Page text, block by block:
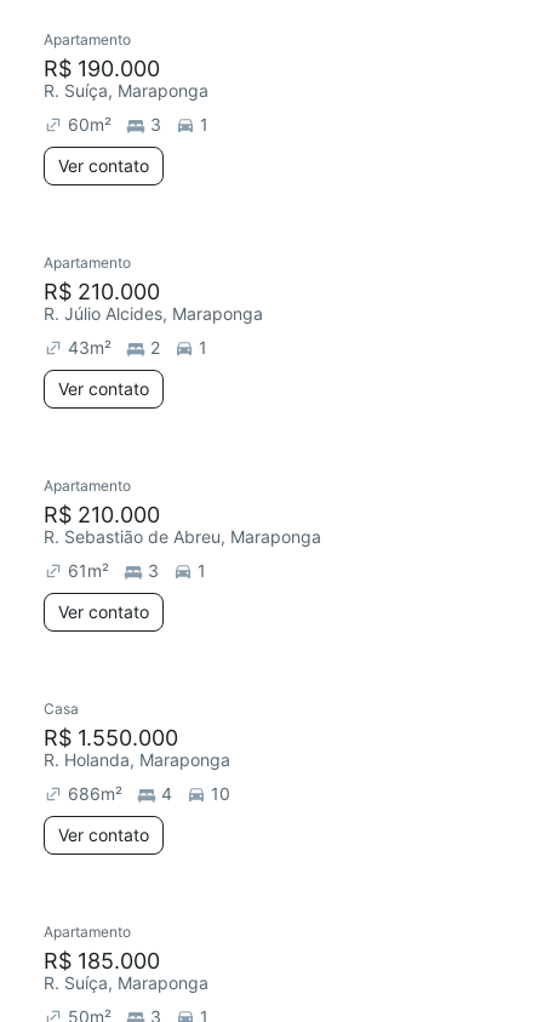
Apartamento
R$ 190.000
R. Suíça, Maraponga
60m² 3
1
Ver contato
Apartamento
R$ 210.000
R. Júlio Alcides, Maraponga
43m² 2
1
Ver contato
Apartamento
R$ 210.000
R. Sebastião de Abreu, Maraponga
61m² 3
1
Ver contato
Casa
R$ 1.550.000
R. Holanda, Maraponga
686m² 4
10
Ver contato
Apartamento
R$ 185.000
R. Suíça, Maraponga
50m² 3 1